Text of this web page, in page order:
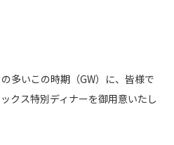
多いこの時期（GW）に、皆様で
クス特別ディナーを御用意いたし